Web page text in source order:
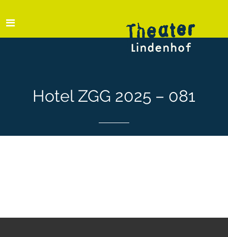
Hotel ZGG 2025 – 081